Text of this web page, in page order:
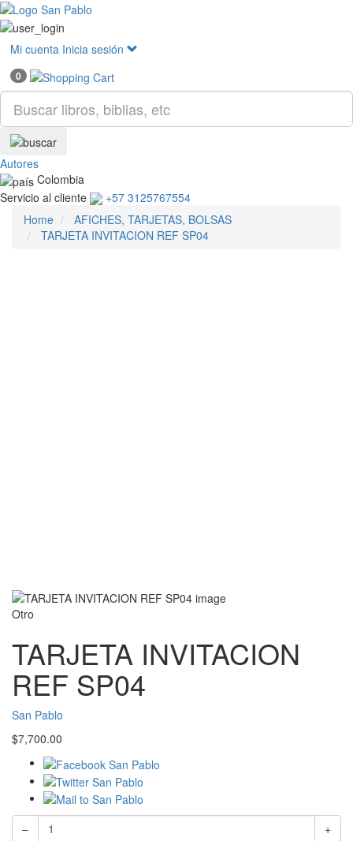
Mi cuenta Inicia sesión
0
Autores
Colombia
Servicio al cliente
+57 3125767554
Home
AFICHES, TARJETAS, BOLSAS
TARJETA INVITACION REF SP04
Otro
TARJETA INVITACION
REF SP04
San Pablo
$7,700.00
–
+